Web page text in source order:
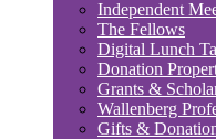
Independent
The Fellows
Digital Lunch
Donation
Grants &
Wallenberg
Gifts &